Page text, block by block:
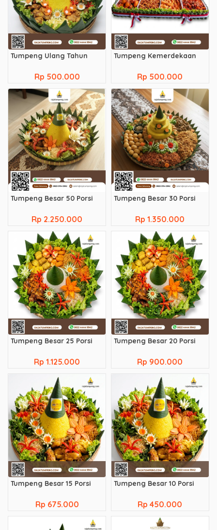
Tumpeng Ulang Tahun
Rp 500.000
Tumpeng Kemerdekaan
Rp 500.000
Tumpeng Besar 50 Porsi
Rp 2.250.000
Tumpeng Besar 30 Porsi
Rp 1.350.000
Tumpeng Besar 25 Porsi
Rp 1.125.000
Tumpeng Besar 20 Porsi
Rp 900.000
Tumpeng Besar 15 Porsi
Rp 675.000
Tumpeng Besar 10 Porsi
Rp 450.000